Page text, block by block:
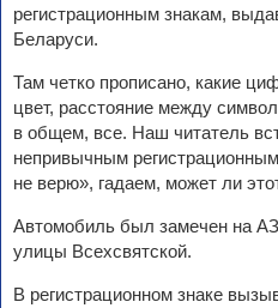
регистрационным знакам,
Беларуси.
Там четко прописано, какие
цвет, расстояние между
в общем, все. Наш читатель
непривычным
не верю», гадаем, может ли
Автомобиль был замечен на
улицы Всехсвятской.
В регистрационном знаке